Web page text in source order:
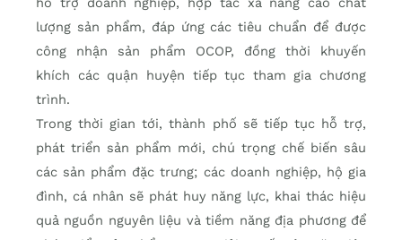
lượng sản phẩm, đáp ứng các tiêu chuẩn để được
công nhận sản phẩm OCOP, đồng thời khuyến
khích các quận huyện tiếp tục tham gia chương
trình.
Trong thời gian tới, thành phố sẽ tiếp tục hỗ trợ,
phát triển sản phẩm mới, chú trọng chế biến sâu
các sản phẩm đặc trưng; các doanh nghiệp, hộ gia
đình, cá nhân sẽ phát huy năng lực, khai thác hiệu
quả nguồn nguyên liệu và tiềm năng địa phương để